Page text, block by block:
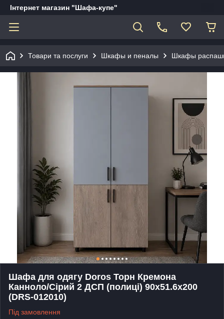
Інтернет магазин "Шафа-купе"
Товари та послуги Шкафы и пеналы Шкафы
Шафа для одягу Doros Торн Кремона
Канноло/Сірий 2 ДСП (полиці) 90х51.6х200
(DRS-012010)
Під замовлення